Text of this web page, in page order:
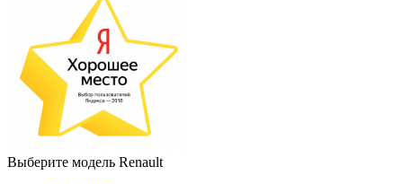
Выберите модель Renault